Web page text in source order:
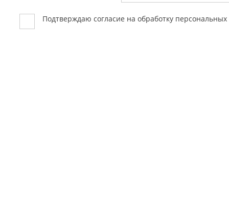
Подтверждаю согласие на обработку